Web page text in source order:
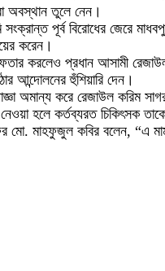
অবস্থান তুলে নেন।
পূর্ব বিরোধের জেরে
করেন।
করলেও প্রধান আসামী
আন্দোলনের হুঁশিয়ারি দেন।
অমান্য করে রেজাউল করিম
হলে কর্তব্যরত চিকিৎসক
মো. মাহফুজুল কবির বলেন, “এ